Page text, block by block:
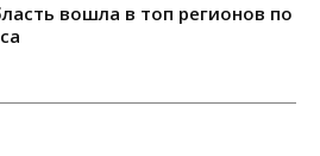
вошла в топ регионов по